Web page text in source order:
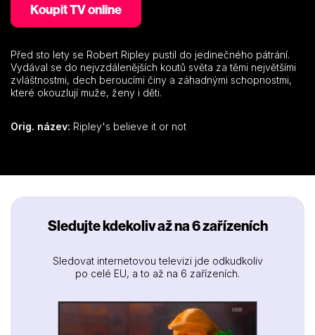
Koupit TV online
Před sto lety se Robert Ripley pustil do jedinečného pátrání.
Vydával se do nejvzdálenějších koutů světa za těmi největšími
zvláštnostmi, dech beroucími činy a záhadnými schopnostmi,
které okouzlují muže, ženy i děti.
Orig. název: Ripley's believe it or not
Sledujte kdekoliv až na 6 zařízeních
Sledovat internetovou televizi jde odkudkoliv
po celé EU, a to až na 6 zařízeních.